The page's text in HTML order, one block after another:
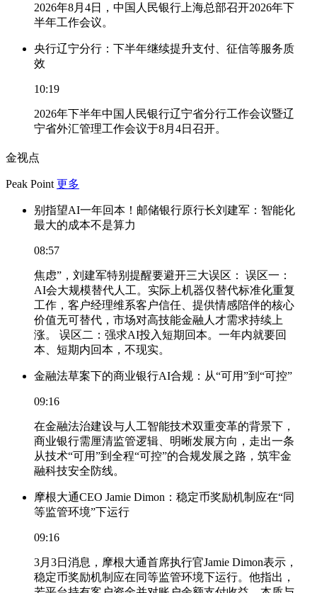
2026年8月4日，中国人民银行上海总部召开2026年下
半年工作会议。
央行辽宁分行：下半年继续提升支付、征信等服务质
效
10:19
2026年下半年中国人民银行辽宁省分行工作会议暨辽
宁省外汇管理工作会议于8月4日召开。
金视点
Peak Point 更多
别指望AI一年回本！邮储银行原行长刘建军：智能化
最大的成本不是算力
08:57
焦虑”，刘建军特别提醒要避开三大误区： 误区一：
AI会大规模替代人工。实际上机器仅替代标准化重复
工作，客户经理维系客户信任、提供情感陪伴的核心
价值无可替代，市场对高技能金融人才需求持续上
涨。 误区二：强求AI投入短期回本。一年内就要回
本、短期内回本，不现实。
金融法草案下的商业银行AI合规：从“可用”到“可控”
09:16
在金融法治建设与人工智能技术双重变革的背景下，
商业银行需厘清监管逻辑、明晰发展方向，走出一条
从技术“可用”到全程“可控”的合规发展之路，筑牢金
融科技安全防线。
摩根大通CEO Jamie Dimon：稳定币奖励机制应在“同
等监管环境”下运行
09:16
3月3日消息，摩根大通首席执行官Jamie Dimon表示，
稳定币奖励机制应在同等监管环境下运行。他指出，